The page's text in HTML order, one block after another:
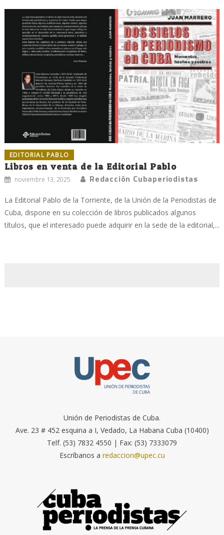
EDITORIAL PABLO
Libros en venta de la Editorial Pablo
noviembre 13, 2025 Redacción Cubaperiodistas
La Editorial Pablo de la Torriente, de la Unión de la Periodistas de
Cuba, dispone en su colección de libros publicados algunos
títulos, que el interesado puede adquirir en la sede de la editorial,...
Unión de Periodistas de Cuba.
Ave. 23 # 452 esquina a I, Vedado, La Habana Cuba (10400)
Telf. (53) 7832 4550 | Fax: (53) 7333079
Escríbanos a redaccion@upec.cu